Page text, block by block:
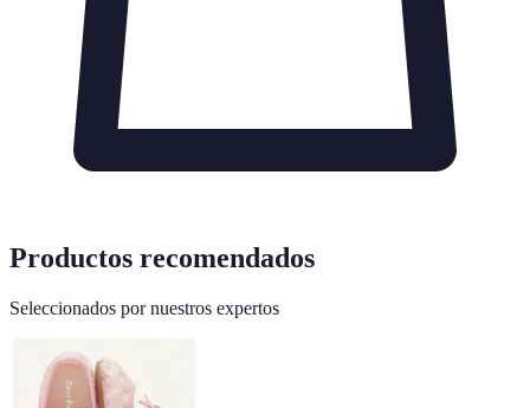
Productos recomendados
Seleccionados por nuestros expertos